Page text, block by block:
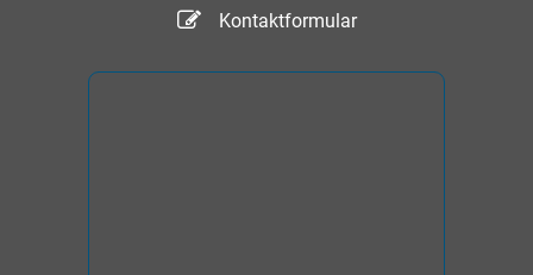
Kontaktformular